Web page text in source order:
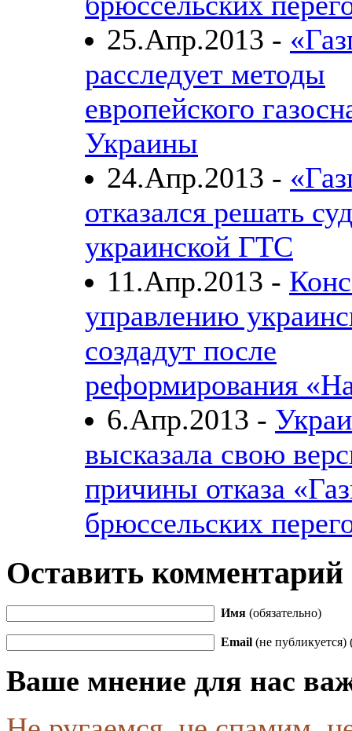
25.Апр.2013 -
расследует методы
европейского
Украины
24.Апр.2013 -
отказался решать
украинской ГТС
11.Апр.2013 -
управлению
создадут после
реформирования
6.Апр.2013 -
высказала свою
причины отказа
брюссельских
Оставить комментарий
Имя (обязательно)
Email (не публикуется)
Ваше мнение для нас